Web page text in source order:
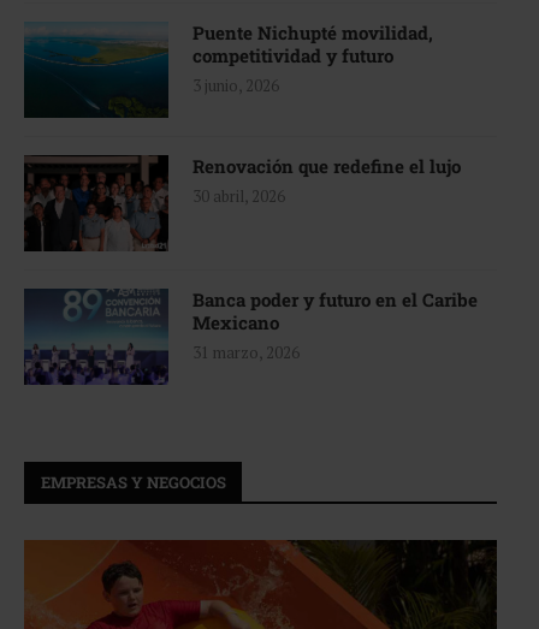
Puente Nichupté movilidad,
competitividad y futuro
3 junio, 2026
Renovación que redefine el lujo
30 abril, 2026
Banca poder y futuro en el Caribe
Mexicano
31 marzo, 2026
EMPRESAS Y NEGOCIOS